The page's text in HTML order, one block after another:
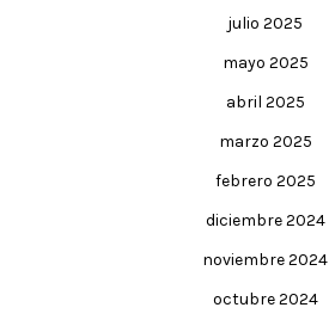
julio 2025
mayo 2025
abril 2025
marzo 2025
febrero 2025
diciembre 2024
noviembre 2024
octubre 2024